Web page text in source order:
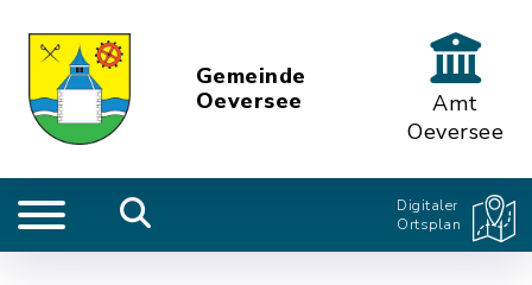
Gemeinde
Oeversee
Amt
Oeversee
Digitaler
Ortsplan